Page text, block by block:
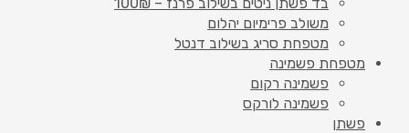
משולב פרימיום יהלום
מטפחת סריג בשילוב דנטל
מטפחת פשמינה
פשמינה רקום
פשמינה לורקס
פשתן